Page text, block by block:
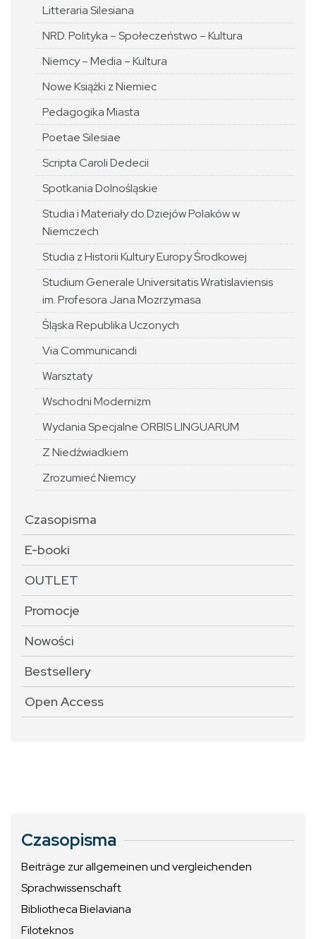
Litteraria Silesiana
NRD. Polityka – Społeczeństwo – Kultura
Niemcy – Media – Kultura
Nowe Książki z Niemiec
Pedagogika Miasta
Poetae Silesiae
Scripta Caroli Dedecii
Spotkania Dolnośląskie
Studia i Materiały do Dziejów Polaków w
Niemczech
Studia z Historii Kultury Europy Środkowej
Studium Generale Universitatis Wratislaviensis
im. Profesora Jana Mozrzymasa
Śląska Republika Uczonych
Via Communicandi
Warsztaty
Wschodni Modernizm
Wydania Specjalne ORBIS LINGUARUM
Z Niedźwiadkiem
Zrozumieć Niemcy
Czasopisma
E-booki
OUTLET
Promocje
Nowości
Bestsellery
Open Access
Czasopisma
Beiträge zur allgemeinen und vergleichenden
Sprachwissenschaft
Bibliotheca Bielaviana
Filoteknos